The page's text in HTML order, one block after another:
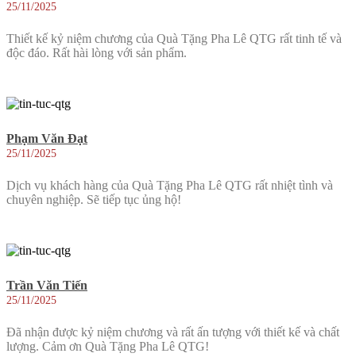
25/11/2025
Thiết kế kỷ niệm chương của Quà Tặng Pha Lê QTG rất tinh tế và
độc đáo. Rất hài lòng với sản phẩm.
Phạm Văn Đạt
25/11/2025
Dịch vụ khách hàng của Quà Tặng Pha Lê QTG rất nhiệt tình và
chuyên nghiệp. Sẽ tiếp tục ủng hộ!
Trần Văn Tiến
25/11/2025
Đã nhận được kỷ niệm chương và rất ấn tượng với thiết kế và chất
lượng. Cảm ơn Quà Tặng Pha Lê QTG!